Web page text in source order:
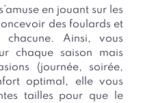
en jouant sur les
des foulards et
Ainsi, vous
chaque saison mais
(journée, soirée,
optimal, elle vous
tailles pour que le